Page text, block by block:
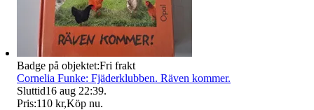
Badge på objektet:Fri frakt
Cornelia Funke: Fjäderklubben. Räven kommer.
Sluttid16 aug 22:39.
Pris:110 kr,Köp nu.